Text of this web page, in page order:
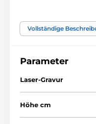
Golf
Vollständige
Parameter
Laser-Gravur
Höhe cm